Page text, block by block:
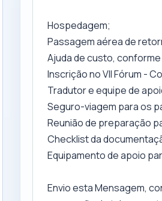
Hospedagem;
Passagem aérea de
Ajuda de custo,
Inscrição no VII Fórum -
Tradutor e equipe de
Seguro-viagem para os
Reunião de preparação
Checklist da
Equipamento de apoio
Envio esta Mensagem,